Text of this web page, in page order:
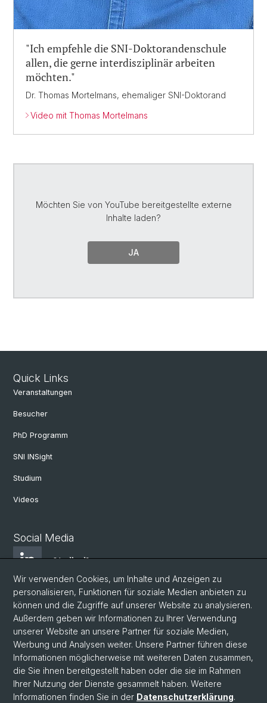
"Ich empfehle die SNI-Doktorandenschule
allen, die gerne interdisziplinär arbeiten
möchten."
Dr. Thomas Mortelmans, ehemaliger SNI-Doktorand
Video mit Thomas Mortelmans
Möchten Sie von YouTube bereitgestellte externe
Inhalte laden?
JA
Quick Links
Veranstaltungen
Besucher
PhD Programm
SNI INSight
Studium
Videos
Social Media
LindkedIn
BlueSky
YouTube
Instagram
Wir verwenden Cookies, um Inhalte und Anzeigen zu
personalisieren, Funktionen für soziale Medien anbieten zu
können und die Zugriffe auf unserer Website zu analysieren.
Außerdem geben wir Informationen zu Ihrer Verwendung
unserer Website an unsere Partner für soziale Medien,
Werbung und Analysen weiter. Unsere Partner führen diese
Informationen möglicherweise mit weiteren Daten zusammen,
die Sie ihnen bereitgestellt haben oder die sie im Rahmen
Ihrer Nutzung der Dienste gesammelt haben. Weitere
Informationen finden Sie in der Datenschutzerklärung.